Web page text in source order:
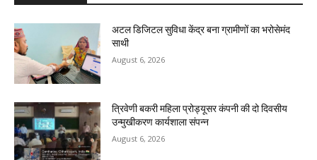
अटल डिजिटल सुविधा केंद्र बना ग्रामीणों का भरोसेमंद
साथी
August 6, 2026
त्रिवेणी बकरी महिला प्रोड्यूसर कंपनी की दो दिवसीय
उन्मुखीकरण कार्यशाला संपन्न
August 6, 2026